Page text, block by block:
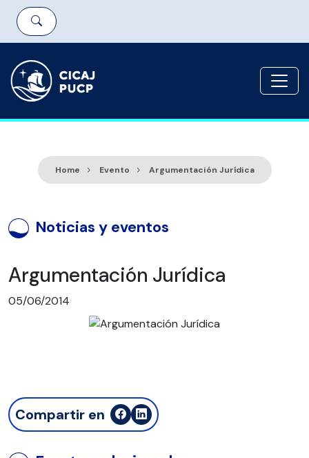
Home Evento Argumentación Jurídica
Noticias y eventos
Argumentación Jurídica
05/06/2014
Compartir en